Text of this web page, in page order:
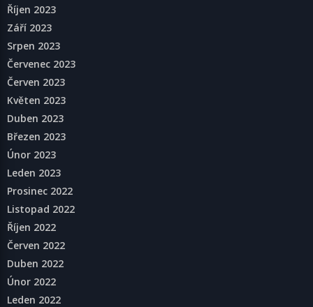
Říjen 2023
Září 2023
Srpen 2023
Červenec 2023
Červen 2023
Květen 2023
Duben 2023
Březen 2023
Únor 2023
Leden 2023
Prosinec 2022
Listopad 2022
Říjen 2022
Červen 2022
Duben 2022
Únor 2022
Leden 2022